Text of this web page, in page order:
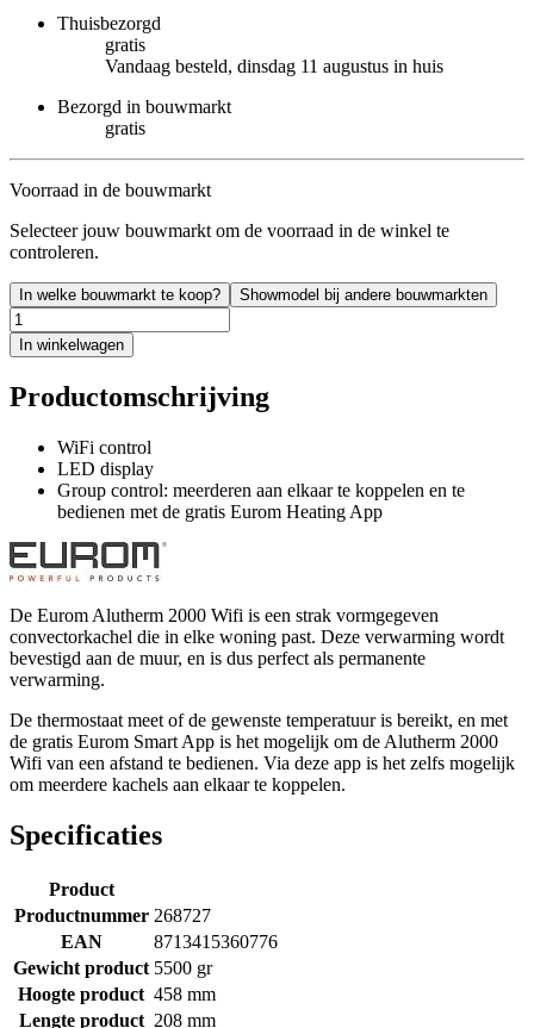
Thuisbezorgd
gratis
Vandaag besteld, dinsdag 11 augustus in huis
Bezorgd in bouwmarkt
gratis
Voorraad in de bouwmarkt
Selecteer jouw bouwmarkt om de voorraad in de winkel te
controleren.
In welke bouwmarkt te koop? Showmodel bij andere bouwmarkten
In winkelwagen
Productomschrijving
WiFi control
LED display
Group control: meerderen aan elkaar te koppelen en te
bedienen met de gratis Eurom Heating App
De Eurom Alutherm 2000 Wifi is een strak vormgegeven
convectorkachel die in elke woning past. Deze verwarming wordt
bevestigd aan de muur, en is dus perfect als permanente
verwarming.
De thermostaat meet of de gewenste temperatuur is bereikt, en met
de gratis Eurom Smart App is het mogelijk om de Alutherm 2000
Wifi van een afstand te bedienen. Via deze app is het zelfs mogelijk
om meerdere kachels aan elkaar te koppelen.
Specificaties
Product
Productnummer 268727
EAN
8713415360776
Gewicht product 5500 gr
Hoogte product 458 mm
Lengte product 208 mm